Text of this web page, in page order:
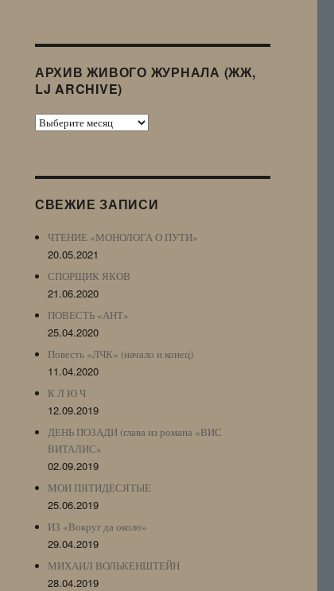
АРХИВ ЖИВОГО ЖУРНАЛА (ЖЖ,
LJ ARCHIVE)
Архив
Archive)
СВЕЖИЕ ЗАПИСИ
ЧТЕНИЕ «МОНОЛОГА О ПУТИ»
20.05.2021
СПОРЩИК ЯКОВ
21.06.2020
ПОВЕСТЬ «АНТ»
25.04.2020
Повесть «ЛЧК» (начало и конец)
11.04.2020
К Л Ю Ч
12.09.2019
ДЕНЬ ПОЗАДИ (глава из романа «ВИС
ВИТАЛИС»
02.09.2019
МОИ ПЯТИДЕСЯТЫЕ
25.06.2019
ИЗ «Вокруг да около»
29.04.2019
МИХАИЛ ВОЛЬКЕНШТЕЙН
28.04.2019